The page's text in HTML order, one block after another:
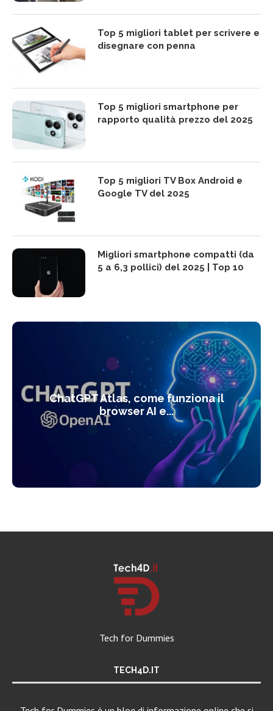
Top 5 migliori tablet per scrivere e
disegnare con penna
Top 5 migliori smartphone per
rapporto qualità prezzo del 2025
Top 5 migliori TV Box Android e
Google TV del 2025
Migliori smartphone compatti (da
5 a 6,3 pollici) del 2025 | Top 10
ChatGPT Atlas, come funziona il
browser AI e...
Tech for Dummies
TECH4D.IT